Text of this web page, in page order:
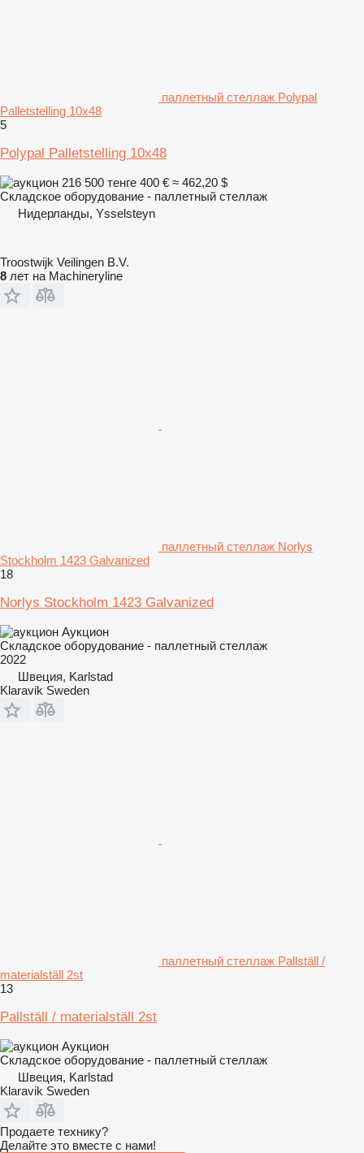
паллетный стеллаж Polypal
Palletstelling 10x48
5
Polypal Palletstelling 10x48
216 500 тенге 400 € ≈ 462,20 $
Складское оборудование - паллетный стеллаж
Нидерланды, Ysselsteyn
Troostwijk Veilingen B.V.
8 лет на Machineryline
паллетный стеллаж Norlys
Stockholm 1423 Galvanized
18
Norlys Stockholm 1423 Galvanized
Аукцион
Складское оборудование - паллетный стеллаж
2022
Швеция, Karlstad
Klaravik Sweden
паллетный стеллаж Pallställ /
materialställ 2st
13
Pallställ / materialställ 2st
Аукцион
Складское оборудование - паллетный стеллаж
Швеция, Karlstad
Klaravik Sweden
Продаете технику?
Делайте это вместе с нами!